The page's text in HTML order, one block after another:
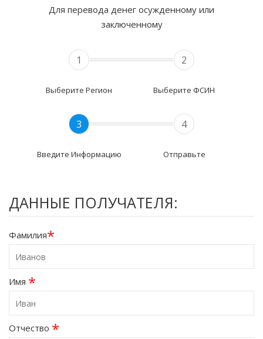
Для перевода денег осужденному или
заключенному
1
Выберите Регион
2
Выберите ФСИН
3
Введите Информацию
4
Отправьте
ДАННЫЕ ПОЛУЧАТЕЛЯ:
Фамилия*
Имя *
Отчество *